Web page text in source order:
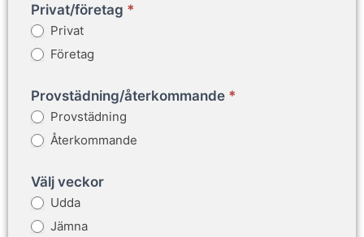
Privat/företag *
Privat
Företag
Provstädning/återkommande *
Provstädning
Återkommande
Välj veckor
Udda
Jämna